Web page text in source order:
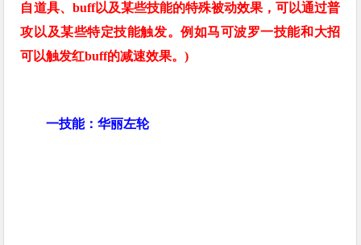
自道具、buff以及某些技能的特殊被动效果，可以通过普
攻以及某些特定技能触发。例如马可波罗一技能和大招
可以触发红buff的减速效果。)
一技能：华丽左轮